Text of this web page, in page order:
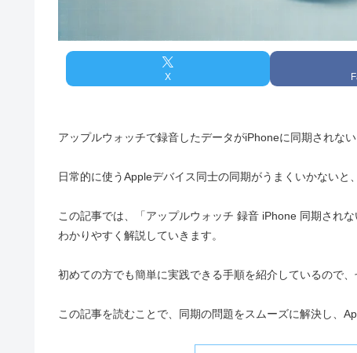
X
アップルウォッチで録音したデータがiPhoneに同期されな
日常的に使うAppleデバイス同士の同期がうまくいかないと
この記事では、「アップルウォッチ 録音 iPhone 同期され
わかりやすく解説していきます。
初めての方でも簡単に実践できる手順を紹介しているので、
この記事を読むことで、同期の問題をスムーズに解決し、